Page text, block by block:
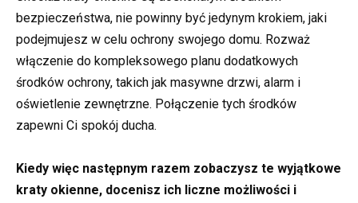
bezpieczeństwa, nie powinny być jedynym krokiem, jaki
podejmujesz w celu ochrony swojego domu. Rozważ
włączenie do kompleksowego planu dodatkowych
środków ochrony, takich jak masywne drzwi, alarm i
oświetlenie zewnętrzne. Połączenie tych środków
zapewni Ci spokój ducha.
Kiedy więc następnym razem zobaczysz te wyjątkowe
kraty okienne, docenisz ich liczne możliwości i